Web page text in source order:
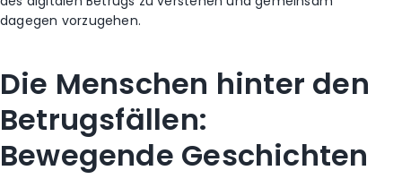
dagegen vorzugehen.
Die Menschen hinter den
Betrugsfällen:
Bewegende Geschichten